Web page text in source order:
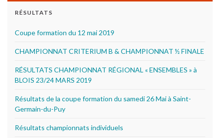
RÉSULTATS
Coupe formation du 12 mai 2019
CHAMPIONNAT CRITERIUM B & CHAMPIONNAT ½ FINALE
RÉSULTATS CHAMPIONNAT RÉGIONAL « ENSEMBLES » à
BLOIS 23/24 MARS 2019
Résultats de la coupe formation du samedi 26 Mai à Saint-
Germain-du-Puy
Résultats championnats individuels